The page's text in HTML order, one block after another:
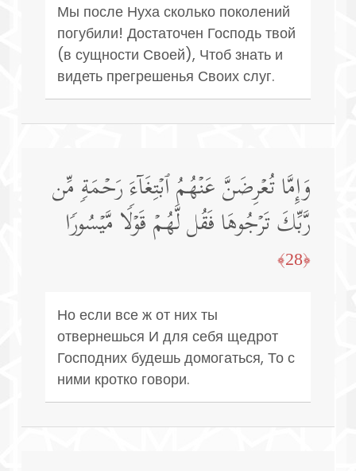
Мы после Нуха сколько поколений
погубили! Достаточен Господь твой
(в сущности Своей), Чтоб знать и
видеть прегрешенья Своих слуг.
وَإِمَّا تُعۡرِضَنَّ عَنۡهُمُ ٱبۡتِغَاۤءَ رَحۡمَةࣲ مِّن
رَّبِّكَ تَرۡجُوهَا فَقُل لَّهُمۡ قَوۡلࣰا مَّیۡسُورࣰا
﴿28﴾
Но если все ж от них ты
отвернешься И для себя щедрот
Господних будешь домогаться, То с
ними кротко говори.